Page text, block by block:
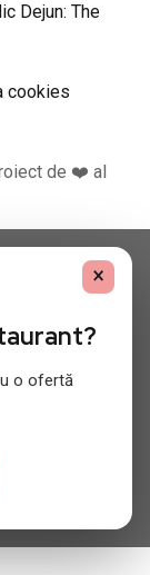
Dejun: The
cookies
de ❤️ al
×
o ofertă